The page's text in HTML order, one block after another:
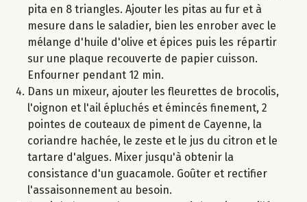
pita en 8 triangles. Ajouter les pitas au fur et à
mesure dans le saladier, bien les enrober avec le
mélange d'huile d'olive et épices puis les répartir
sur une plaque recouverte de papier cuisson.
Enfourner pendant 12 min.
Dans un mixeur, ajouter les fleurettes de brocolis,
l'oignon et l'ail épluchés et émincés finement, 2
pointes de couteaux de piment de Cayenne, la
coriandre hachée, le zeste et le jus du citron et le
tartare d'algues. Mixer jusqu'à obtenir la
consistance d'un guacamole. Goûter et rectifier
l'assaisonnement au besoin.